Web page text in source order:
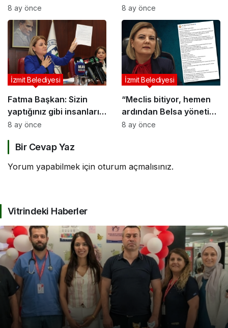
8 ay önce
Kurnaz siyasetinizi çok
iyi görüyoruz!
8 ay önce
Fatma Başkan: Sizin
yaptığınız gibi insanların
ölümüne sebep olmadık!
İzmit Belediyesi
8 ay önce
“Meclis bitiyor, hemen
ardından Belsa yönetimi
kaloriferleri açıyor”
İzmit Belediyesi
8 ay önce
Bir Cevap Yaz
Yorum yapabilmek için oturum açmalısınız.
Vitrindeki Haberler
KOCAELI DEVLET HASTANESI